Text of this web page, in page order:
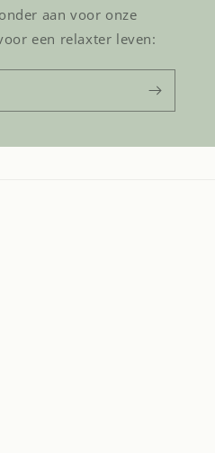
aan voor onze
een relaxter leven: